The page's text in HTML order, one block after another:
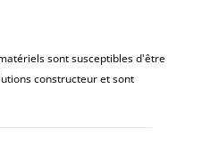
sont susceptibles d'être
constructeur et sont